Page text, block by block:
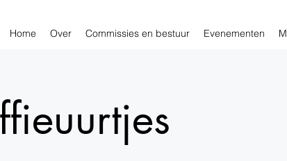
Home Over Commissies en bestuur Evenementen